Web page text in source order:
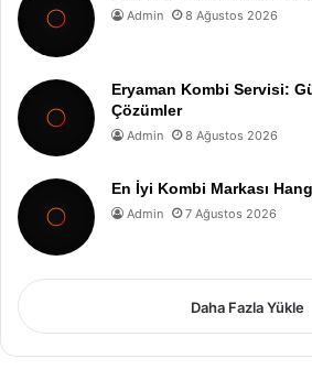
Admin 8 Ağustos 2026
Eryaman Kombi Servisi:
Çözümler
Admin 8 Ağustos 2026
En İyi Kombi Markası
Admin 7 Ağustos 2026
Daha Fazla Yükle